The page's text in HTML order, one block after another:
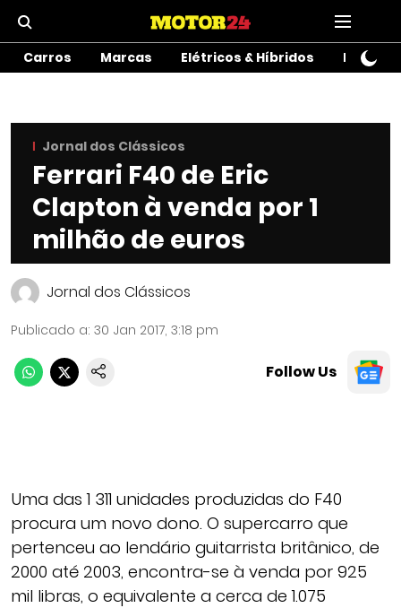
Carros Marcas Elétricos & Híbridos Motos
Jornal dos Clássicos
Ferrari F40 de Eric
Clapton à venda por 1
milhão de euros
Jornal dos Clássicos
Publicado a: 30 Jan 2017, 3:18 pm
Follow Us
Uma das 1 311 unidades produzidas do F40
procura um novo dono. O supercarro que
pertenceu ao lendário guitarrista britânico, de
2000 até 2003, encontra-se à venda por 925
mil libras, o equivalente a cerca de 1.075